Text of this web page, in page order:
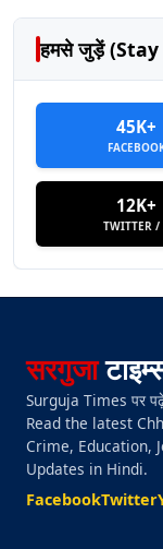
हमसे जुड़ें
45K+
12K+
TWITTER /
सरगुजा
Surguja Times पर पढ़ें
Read the latest
Crime, Education,
Updates in Hindi.
FacebookTwitter